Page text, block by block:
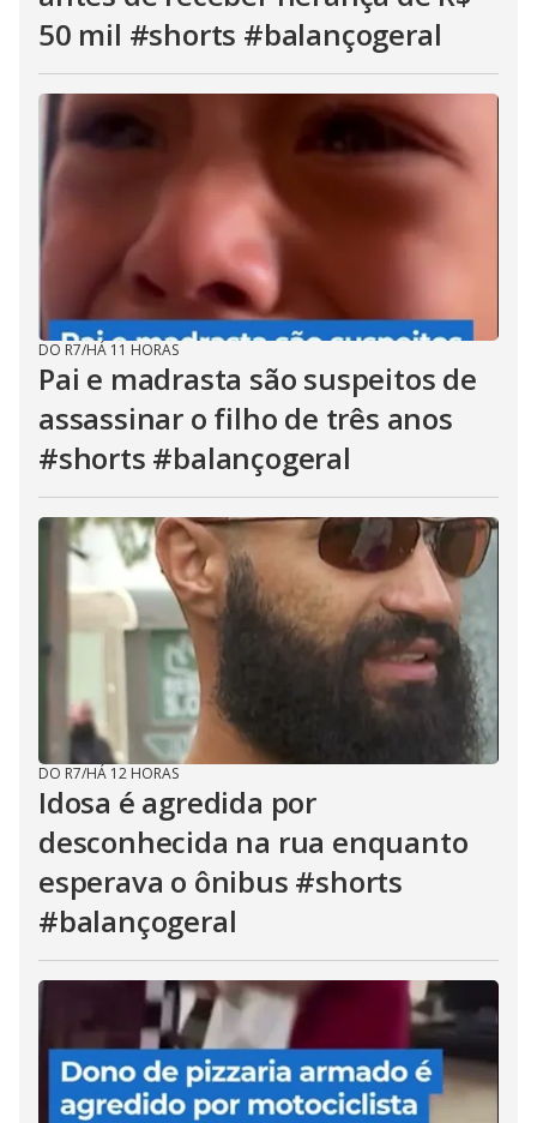
50 mil #shorts #balançogeral
DO R7/HÁ 11 HORAS
Pai e madrasta são suspeitos de
assassinar o filho de três anos
#shorts #balançogeral
DO R7/HÁ 12 HORAS
Idosa é agredida por
desconhecida na rua enquanto
esperava o ônibus #shorts
#balançogeral